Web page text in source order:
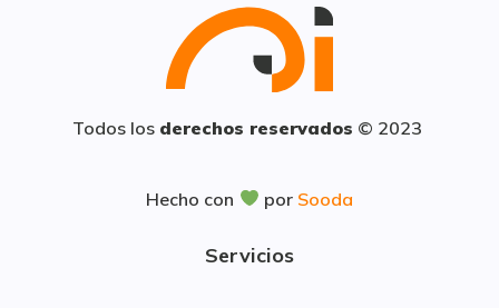
Todos los derechos reservados © 2023
Hecho con por Sooda
Servicios